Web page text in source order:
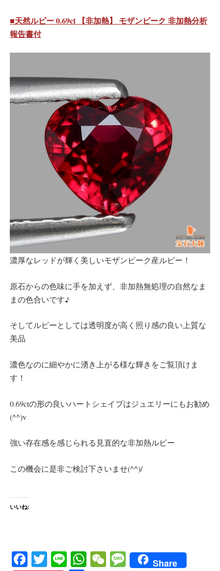
■天然ルビー 0.69ct 【非加熱】 モザンビーク 非加熱分析
報告書付
濃厚なレッドが輝く美しいモザンビーク産ルビー！
原石からの色味に手を加えず、非加熱無処理の自然なま
まの色合いです♪
そしてルビーとしては透明度が高く照り感の良い上質な
美品
濃色なのに細やかに湧き上がる様な輝きをご覧頂けま
す！
0.69ctの形の良いハートシェイプはジュエリーにもお勧め
(^^)v
強い存在感を感じられる見直的な非加熱ルビー
この機会に是非ご検討下さいませ(^^)/
いいね:
Fa T Li W W M Share